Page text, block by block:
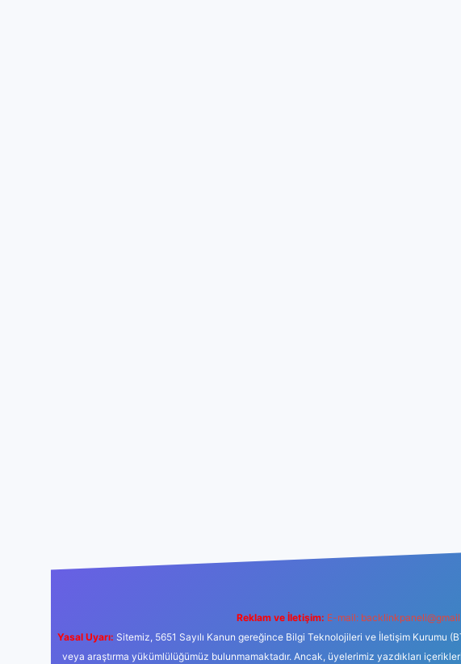
Reklam ve İletişim: E-mail:
Yasal Uyarı: Sitemiz, 5651 Sayılı Kanun gereğince Bilgi Teknolojileri ve İletişim Kurumu
veya araştırma yükümlülüğümüz bulunmamaktadır. Ancak, üyelerimiz yazdıkları